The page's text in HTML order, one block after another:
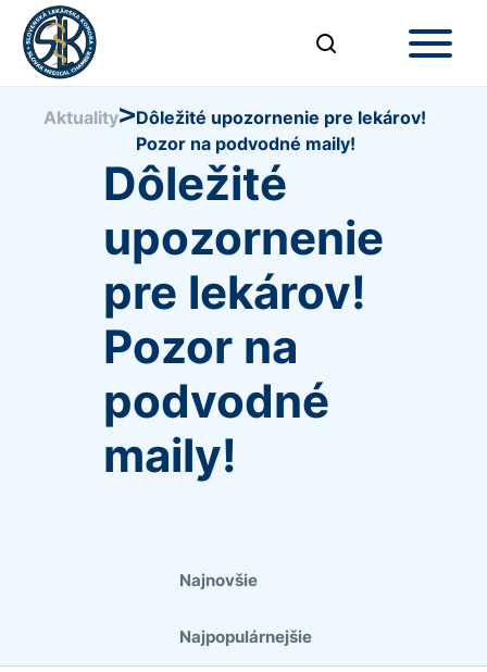
Aktuality>Dôležité upozornenie pre lekárov!
Pozor na podvodné maily!
Dôležité
upozornenie
pre lekárov!
Pozor na
podvodné
maily!
Najnovšie
Najpopulárnejšie